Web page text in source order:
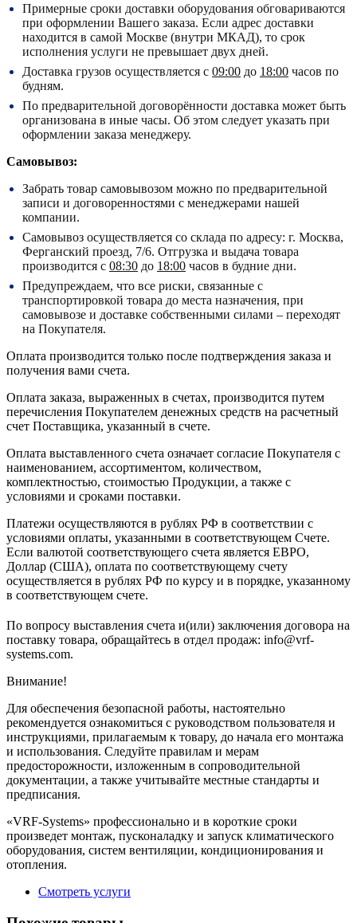
Примерные сроки доставки оборудования обговариваются
при оформлении Вашего заказа. Если адрес доставки
находится в самой Москве (внутри МКАД), то срок
исполнения услуги не превышает двух дней.
Доставка грузов осуществляется с 09:00 до 18:00 часов по
будням.
По предварительной договорённости доставка может быть
организована в иные часы. Об этом следует указать при
оформлении заказа менеджеру.
Самовывоз:
Забрать товар самовывозом можно по предварительной
записи и договоренностями с менеджерами нашей
компании.
Самовывоз осуществляется со склада по адресу: г. Москва,
Ферганский проезд, 7/6. Отгрузка и выдача товара
производится с 08:30 до 18:00 часов в будние дни.
Предупреждаем, что все риски, связанные с
транспортировкой товара до места назначения, при
самовывозе и доставке собственными силами – переходят
на Покупателя.
Оплата производится только после подтверждения заказа и
получения вами счета.
Оплата заказа, выраженных в счетах, производится путем
перечисления Покупателем денежных средств на расчетный
счет Поставщика, указанный в счете.
Оплата выставленного счета означает согласие Покупателя с
наименованием, ассортиментом, количеством,
комплектностью, стоимостью Продукции, а также с
условиями и сроками поставки.
Платежи осуществляются в рублях РФ в соответствии с
условиями оплаты, указанными в соответствующем Счете.
Если валютой соответствующего счета является ЕВРО,
Доллар (США), оплата по соответствующему cчету
осуществляется в рублях РФ по курсу и в порядке, указанному
в соответствующем cчете.
По вопросу выставления счета и(или) заключения договора на
поставку товара, обращайтесь в отдел продаж: info@vrf-
systems.com.
Внимание!
Для обеспечения безопасной работы, настоятельно
рекомендуется ознакомиться с руководством пользователя и
инструкциями, прилагаемым к товару, до начала его монтажа
и использования. Следуйте правилам и мерам
предосторожности, изложенным в сопроводительной
документации, а также учитывайте местные стандарты и
предписания.
«VRF-Systems» профессионально и в короткие сроки
произведет монтаж, пусконаладку и запуск климатического
оборудования, систем вентиляции, кондиционирования и
отопления.
Смотреть услуги